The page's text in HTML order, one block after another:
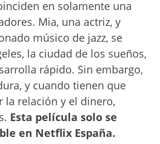
en solamente una
Mia, una actriz, y
músico de jazz, se
la ciudad de los sueños,
rápido. Sin embargo,
y cuando tienen que
la relación y el dinero,
Esta película solo se
en Netflix España.